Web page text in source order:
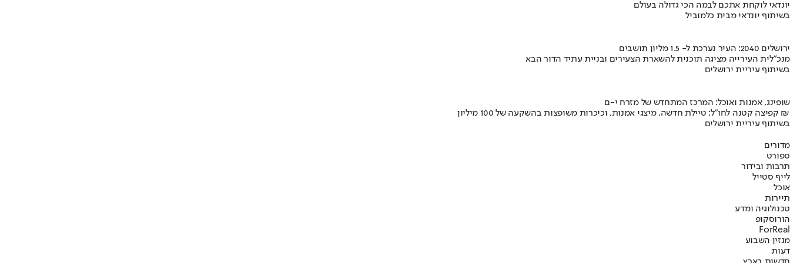
יונדאי לוקחת אתכם לבמה הכי גדולה בעולם
בשיתוף יונדאי מבית כלמוביל
ירושלים 2040: העיר נערכת ל- 1.5 מליון תושבים
מנכ"לית העירייה מציגה תוכנית להשארת הצעירים ובניית עתיד הדור הבא
בשיתוף עיריית ירושלים
שופינג, אמנות ואוכל: המרכז המתחדש של מזרח י-ם
קפיצה קטנה לחו"ל: טיילת חדשה, מיצגי אמנות, וכיכרות משופצות בהשקעה של 100 מיליון ₪
בשיתוף עיריית ירושלים
מדורים
ספורט
תרבות ובידור
לייף סטייל
אוכל
תיירות
טכנולוגיה ומדע
הורוסקופ
ForReal
מגזין השבוע
דעות